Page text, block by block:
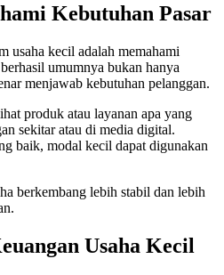
Kebutuhan Pasar
usaha kecil adalah memahami
umumnya bukan hanya
menjawab kebutuhan pelanggan.
produk atau layanan apa yang
sekitar atau di media digital.
baik, modal kecil dapat digunakan
berkembang lebih stabil dan lebih
Usaha Kecil